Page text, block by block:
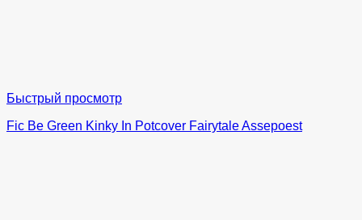
Быстрый просмотр
Fic Be Green Kinky In Potcover Fairytale Assepoest